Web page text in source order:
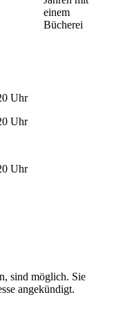
einem
Bücherei
Uhr
Uhr
Uhr
sind möglich. Sie
angekündigt.